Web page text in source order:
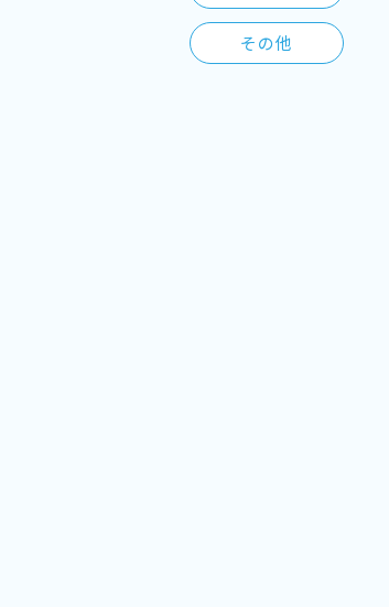
その他